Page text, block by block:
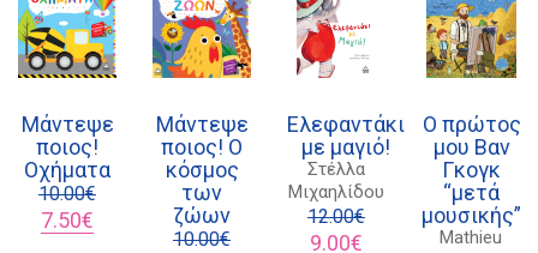
Μάντεψε
ποιος!
Οχήματα
10.00€
Original
price
7.50€
τρέχουσα
Μάντεψε
ποιος! Ο
κόσμος
των
ζώων
10.00€
Ελεφαντάκι
με μαγιό!
Στέλλα
Μιχαηλίδου
12.00€
Original
9.00€
Ο πρώτος
μου Βαν
Γκογκ
“μετά
μουσικής”
Mathieu
Πολιτική προστασίας δεδομένων
Τρόποι Πληρωμής
Όροι χρήσης
Αποστολές